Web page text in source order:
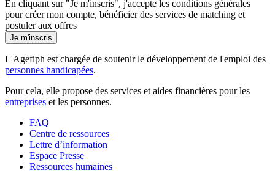
En cliquant sur "Je m'inscris", j'accepte les conditions générales
pour créer mon compte, bénéficier des services de matching et
postuler aux offres
Je m'inscris
L'Agefiph est chargée de soutenir le développement de l'emploi des
personnes handicapées.
Pour cela, elle propose des services et aides financières pour les
entreprises et les personnes.
FAQ
Centre de ressources
Lettre d’information
Espace Presse
Ressources humaines